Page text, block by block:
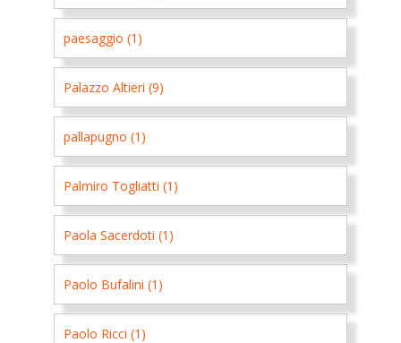
paesaggio (1)
Palazzo Altieri (9)
pallapugno (1)
Palmiro Togliatti (1)
Paola Sacerdoti (1)
Paolo Bufalini (1)
Paolo Ricci (1)